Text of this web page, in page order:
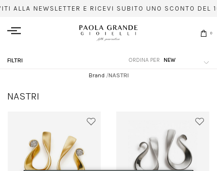
ALLA NEWSLETTER E RICEVI SUBITO UNO SCONTO
0
FILTRI
Brand /NASTRI
ORDINA PER
NASTRI